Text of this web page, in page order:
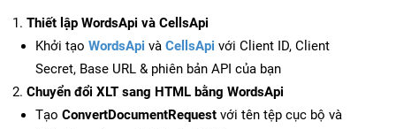
Thiết lập WordsApi và CellsApi
Khởi tạo WordsApi và CellsApi với Client ID, Client
Secret, Base URL & phiên bản API của bạn
Chuyển đổi XLT sang HTML bằng WordsApi
Tạo ConvertDocumentRequest với tên tệp cục bộ và